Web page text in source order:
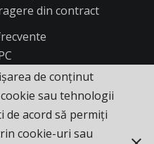
din contract
de conținut
sau tehnologii
de acord să permiți
cookie-uri sau